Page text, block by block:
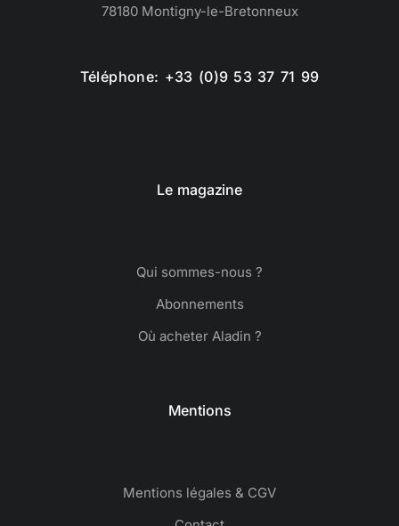
78180 Montigny-le-Bretonneux
Téléphone: +33 (0)9 53 37 71 99
Le magazine
Qui sommes-nous ?
Abonnements
Où acheter Aladin ?
Mentions
Mentions légales & CGV